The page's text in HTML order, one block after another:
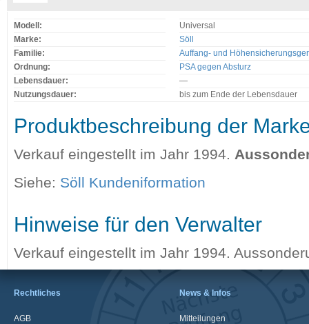
Modell:
Universal
Marke:
Söll
Familie:
Auffang- und
Ordnung:
PSA gegen Absturz
Lebensdauer:
—
Nutzungsdauer:
bis zum Ende der Lebensdauer
Produktbeschreibung der
Verkauf eingestellt im Jahr 1994.
Siehe: Söll Kundeniformation
Hinweise für den Verwalter
Verkauf eingestellt im Jahr 1994.
Rechtliches
AGB
News & Infos
Mitteilungen